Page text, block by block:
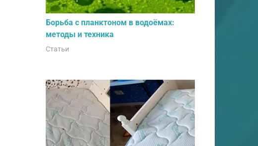
Борьба с планктоном в водоёмах:
методы и техника
Статьи